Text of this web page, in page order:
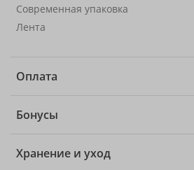
Современная упаковка
Лента
Оплата
Бонусы
Хранение и уход